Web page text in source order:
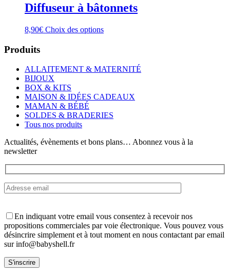
Diffuseur à bâtonnets
8,90€ Choix des optionsCe
variations.
Les
peuvent
être
choisies
sur
page
du
Produits
ALLAITEMENT & MATERNITÉ
BIJOUX
BOX & KITS
MAISON & IDÉES CADEAUX
MAMAN & BÉBÉ
SOLDES & BRADERIES
Tous nos produits
Actualités, évènements et bons plans… Abonnez vous à la
newsletter
En indiquant votre email vous consentez à recevoir nos
propositions commerciales par voie électronique. Vous pouvez vous
désincrire simplement et à tout moment en nous contactant par email
sur info@babyshell.fr